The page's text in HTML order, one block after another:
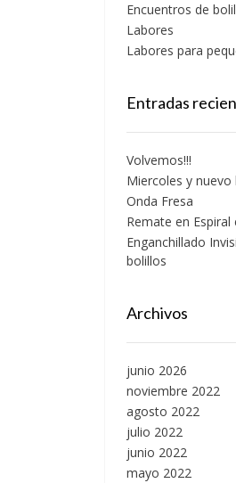
Encuentros de
Labores
Labores para
Entradas
Volvemos!!!
Miercoles y nuevo
Onda Fresa
Remate en
Enganchillado
bolillos
Archivos
junio 2026
noviembre 2022
agosto 2022
julio 2022
junio 2022
mayo 2022